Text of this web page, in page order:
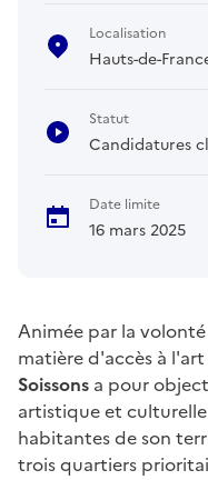
Localisation
Hauts-de-
Statut
Candidatures
Date limite
16 mars 2025
Animée par la
matière d'accès à
Soissons a pour
artistique et
habitantes de son
trois quartiers